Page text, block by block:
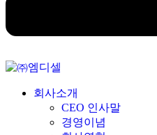
회사소개
CEO 인사말
경영이념